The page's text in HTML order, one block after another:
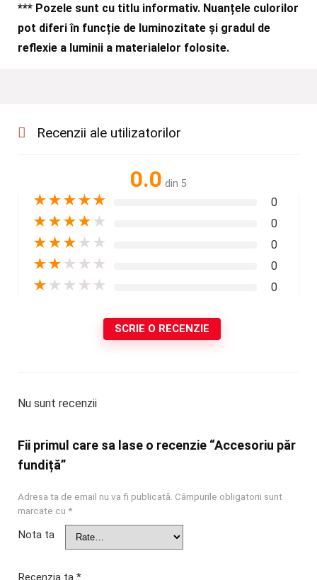
*** Pozele sunt cu titlu informativ. Nuanțele culorilor
pot diferi în funcție de luminozitate și gradul de
reflexie a luminii a materialelor folosite.
Recenzii ale utilizatorilor
0.0 din 5
★★★★★ 0
★★★★ ★ 0
★★★ ★ ★ 0
★★ ★ ★ ★ 0
★ ★ ★ ★ ★ 0
SCRIE O RECENZIE
Nu sunt recenzii
Fii primul care sa lase o recenzie “Accesoriu păr
fundiță”
Adresa ta de email nu va fi publicată. Câmpurile obligatorii sunt
marcate cu *
Nota ta
Recenzia ta *